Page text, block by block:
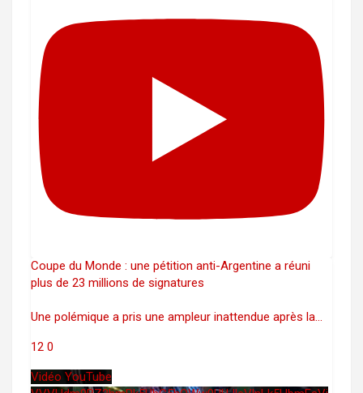
Coupe du Monde : une pétition anti-Argentine a réuni
plus de 23 millions de signatures
Une polémique a pris une ampleur inattendue après la...
12 0
Vidéo YouTube